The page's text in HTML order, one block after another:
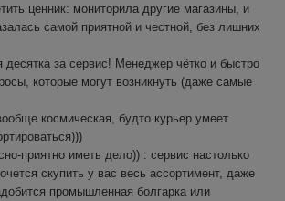
ценник: мониторила другие магазины, и
самой приятной и честной, без лишних
за сервис! Менеджер чётко и быстро
которые могут возникнуть (даже самые
космическая, будто курьер умеет
приятно иметь дело)) : сервис настолько
скупить у вас весь ассортимент, даже
промышленная болгарка или